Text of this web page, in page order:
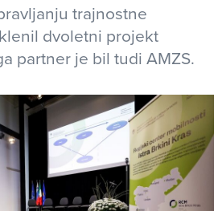
trajnostne
dvoletni projekt
partner je bil tudi AMZS.